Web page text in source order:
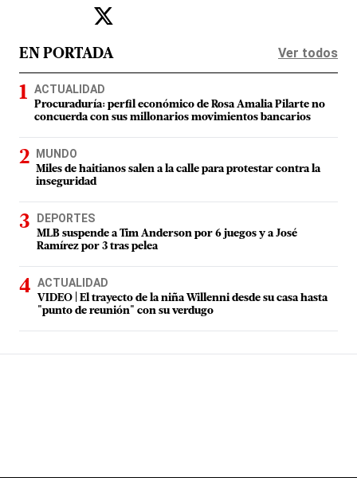
EN PORTADA Ver todos
ACTUALIDAD
Procuraduría: perfil económico de Rosa Amalia Pilarte no
concuerda con sus millonarios movimientos bancarios
MUNDO
Miles de haitianos salen a la calle para protestar contra la
inseguridad
DEPORTES
MLB suspende a Tim Anderson por 6 juegos y a José
Ramírez por 3 tras pelea
ACTUALIDAD
VIDEO | El trayecto de la niña Willenni desde su casa hasta
"punto de reunión" con su verdugo